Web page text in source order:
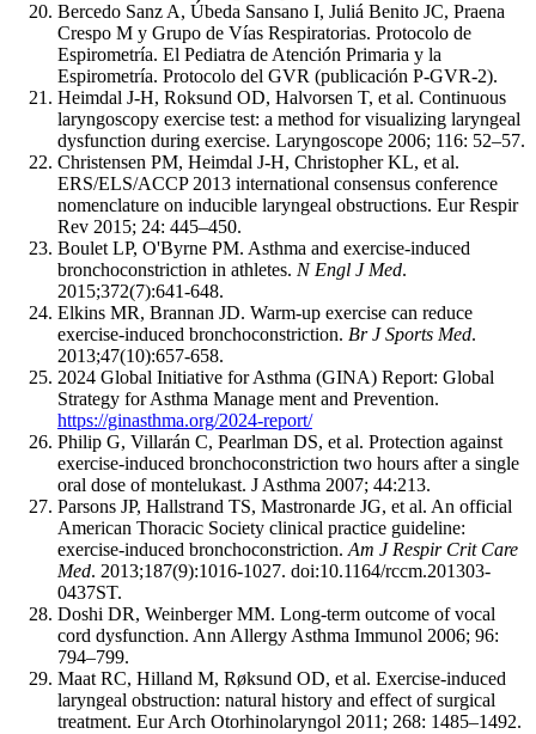
Bercedo Sanz A, Úbeda Sansano I, Juliá Benito JC, Praena
Crespo M y Grupo de Vías Respiratorias. Protocolo de
Espirometría. El Pediatra de Atención Primaria y la
Espirometría. Protocolo del GVR (publicación P-GVR-2).
Heimdal J-H, Roksund OD, Halvorsen T, et al. Continuous
laryngoscopy exercise test: a method for visualizing laryngeal
dysfunction during exercise. Laryngoscope 2006; 116: 52–57.
Christensen PM, Heimdal J-H, Christopher KL, et al.
ERS/ELS/ACCP 2013 international consensus conference
nomenclature on inducible laryngeal obstructions. Eur Respir
Rev 2015; 24: 445–450.
Boulet LP, O'Byrne PM. Asthma and exercise-induced
bronchoconstriction in athletes. N Engl J Med.
2015;372(7):641-648.
Elkins MR, Brannan JD. Warm-up exercise can reduce
exercise-induced bronchoconstriction. Br J Sports Med.
2013;47(10):657-658.
2024 Global Initiative for Asthma (GINA) Report: Global
Strategy for Asthma Manage ment and Prevention.
https://ginasthma.org/2024-report/
Philip G, Villarán C, Pearlman DS, et al. Protection against
exercise-induced bronchoconstriction two hours after a single
oral dose of montelukast. J Asthma 2007; 44:213.
Parsons JP, Hallstrand TS, Mastronarde JG, et al. An official
American Thoracic Society clinical practice guideline:
exercise-induced bronchoconstriction. Am J Respir Crit Care
Med. 2013;187(9):1016-1027. doi:10.1164/rccm.201303-
0437ST.
Doshi DR, Weinberger MM. Long-term outcome of vocal
cord dysfunction. Ann Allergy Asthma Immunol 2006; 96:
794–799.
Maat RC, Hilland M, Røksund OD, et al. Exercise-induced
laryngeal obstruction: natural history and effect of surgical
treatment. Eur Arch Otorhinolaryngol 2011; 268: 1485–1492.